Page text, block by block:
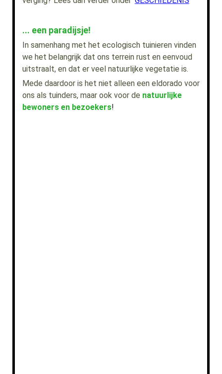
... een paradijsje!
In samenhang met het ecologisch tuinieren vinden
we het belangrijk dat ons terrein rust en eenvoud
uitstraalt, en dat er veel natuurlijke vegetatie is.
Mede daardoor is het niet alleen een eldorado voor
ons als tuinders, maar ook voor de natuurlijke
bewoners en bezoekers!